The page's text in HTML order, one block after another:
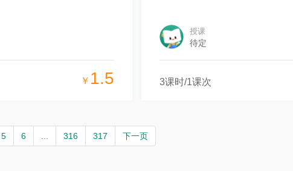
￥ 1.5
授课
待定
3课时/1课次
5 6 316 317 下一页